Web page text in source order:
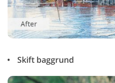
Skift baggrund